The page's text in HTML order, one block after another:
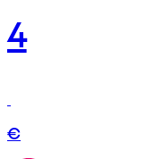
4
€